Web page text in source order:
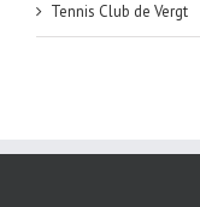
Tennis Club de Vergt